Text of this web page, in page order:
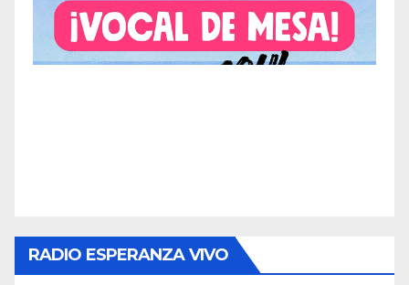
RADIO ESPERANZA VIVO